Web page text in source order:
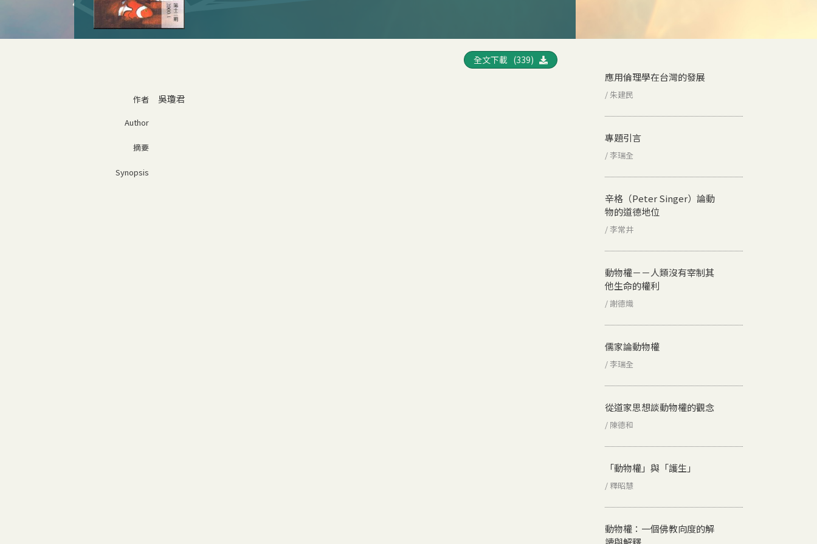
作者 吳瓊君
Author
摘要
Synopsis
應用倫理學在台灣的發展
/ 朱建民
專題引言
/ 李瑞全
辛格（Peter Singer）論動
物的道德地位
/ 李常井
動物權－－人類沒有宰制其
他生命的權利
/ 謝德熾
儒家論動物權
/ 李瑞全
從道家思想談動物權的觀念
/ 陳德和
「動物權」與「護生」
/ 釋昭慧
動物權：一個佛教向度的解